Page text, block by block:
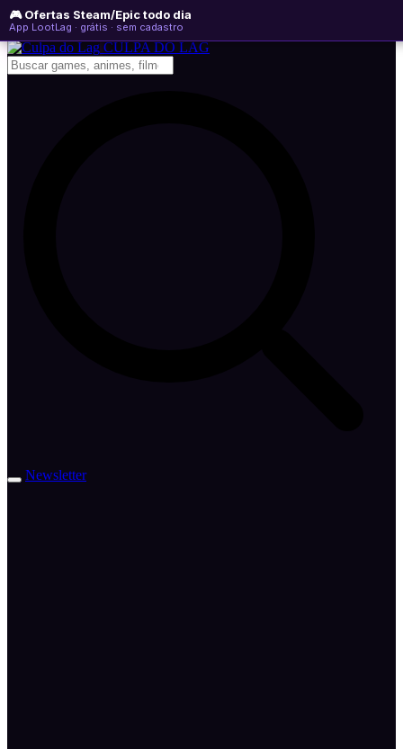
🎮 Ofertas Steam/Epic todo dia
App LootLag · grátis · sem cadastro
domingo, 09 de agosto de 2026 WhatsApp
Newsletter
CULPA DO LAG
Newsletter